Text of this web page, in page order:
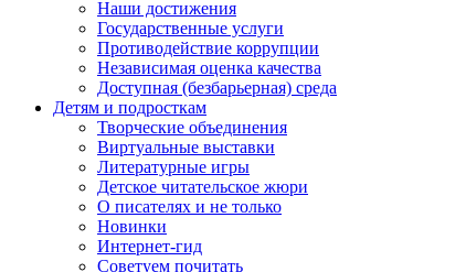
Наши достижения
Государственные услуги
Противодействие коррупции
Независимая оценка качества
Доступная (безбарьерная) среда
Детям и подросткам
Творческие объединения
Виртуальные выставки
Литературные игры
Детское читательское жюри
О писателях и не только
Новинки
Интернет-гид
Советуем почитать